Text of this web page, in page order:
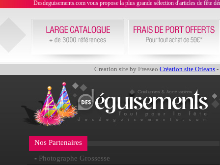
Desdeguisements.com vous propose la plus grande sélection d'articles de fête
Creation site by FreeseoCréation site Orleans -
Nos Partenaires
- Photographe Grossesse